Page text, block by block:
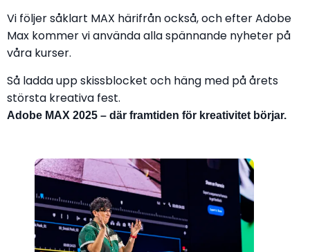
Vi följer såklart MAX härifrån också, och efter Adobe
Max kommer vi använda alla spännande nyheter på
våra kurser.
Så ladda upp skissblocket och häng med på årets
största kreativa fest.
Adobe MAX 2025 – där framtiden för kreativitet börjar.